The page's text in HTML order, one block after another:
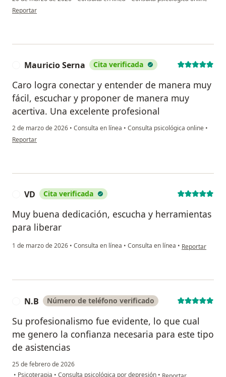
en opinión del usuario K.J
Reportar
Mauricio Serna Cita verificada
Caro logra conectar y entender de manera muy
fácil, escuchar y proponer de manera muy
acertiva. Una excelente profesional
2 de marzo de 2026 • Consulta en línea • Consulta psicológica online •
en opinión del usuario Mauricio Serna
Reportar
VD Cita verificada
Muy buena dedicación, escucha y herramientas
para liberar
1 de marzo de 2026 • Consulta en línea • Consulta en línea • en opinión del
Reportar
N.B Número de teléfono verificado
Su profesionalismo fue evidente, lo que cual
me genero la confianza necesaria para este tipo
de asistencias
25 de febrero de 2026
• Psicoterapia • Consulta psicológica por depresión • en opinión del usuario